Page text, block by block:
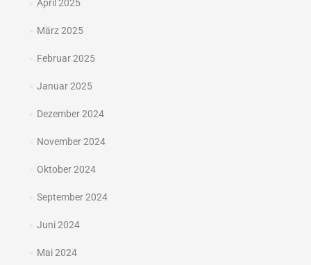
April 2025
März 2025
Februar 2025
Januar 2025
Dezember 2024
November 2024
Oktober 2024
September 2024
Juni 2024
Mai 2024